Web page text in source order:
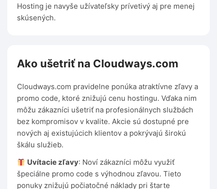
Hosting je navyše užívateľsky prívetivý aj pre menej
skúsených.
Ako ušetriť na Cloudways.com
Cloudways.com pravidelne ponúka atraktívne zľavy a
promo code, ktoré znižujú cenu hostingu. Vďaka nim
môžu zákazníci ušetriť na profesionálnych službách
bez kompromisov v kvalite. Akcie sú dostupné pre
nových aj existujúcich klientov a pokrývajú širokú
škálu služieb.
Uvítacie zľavy: Noví zákazníci môžu využiť
špeciálne promo code s výhodnou zľavou. Tieto
ponuky znižujú počiatočné náklady pri štarte